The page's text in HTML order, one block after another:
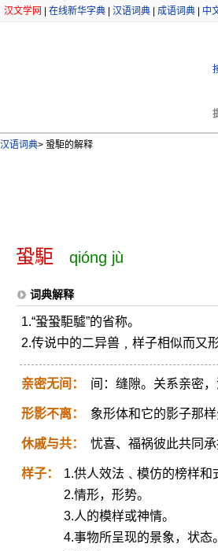
汉文学网 在线新华字典 汉语词典 成语词典 中
汉语词典> 蛩駏的解释
蛩駏 qióng jù
词典解释
1.“蛩蛩駏驉”的省称。
2.传说中的二异兽﹐样子相似而又
亲密无间： 间：缝隙。关系亲密
形影不离： 象形体和它的影子那
休戚与共： 忧喜、福祸彼此共同
样子：
1.供人效法﹑模仿的榜样和
2.情形，形势。
3.人的模样或神情。
4.事物所呈现的景象，状态。